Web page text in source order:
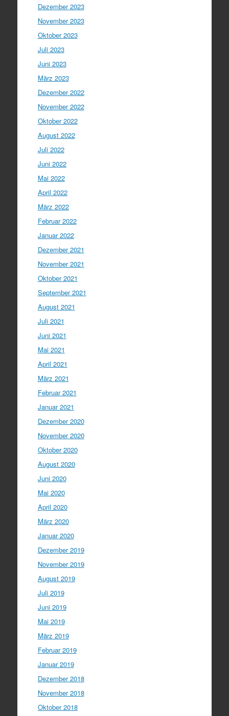
Dezember 2023
November 2023
Oktober 2023
Juli 2023
Juni 2023
März 2023
Dezember 2022
November 2022
Oktober 2022
August 2022
Juli 2022
Juni 2022
Mai 2022
April 2022
März 2022
Februar 2022
Januar 2022
Dezember 2021
November 2021
Oktober 2021
September 2021
August 2021
Juli 2021
Juni 2021
Mai 2021
April 2021
März 2021
Februar 2021
Januar 2021
Dezember 2020
November 2020
Oktober 2020
August 2020
Juni 2020
Mai 2020
April 2020
März 2020
Januar 2020
Dezember 2019
November 2019
August 2019
Juli 2019
Juni 2019
Mai 2019
März 2019
Februar 2019
Januar 2019
Dezember 2018
November 2018
Oktober 2018